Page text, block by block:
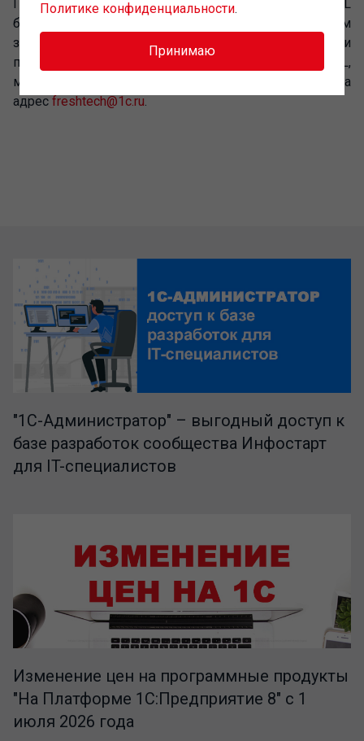
Планируется, что в дальнейшем библиотека 1C:CTL
будет развиваться по приоритетным запросам
зарубежных пользователей. Пользователи и
партнеры, которые используют библиотеку 1C:CTL,
могут присылать предложения на
адрес freshtech@1c.ru.
"1C-Администратор" – выгодный доступ к
базе разработок сообщества Инфостарт
для IT-специалистов
Изменение цен на программные продукты
"На Платформе 1С:Предприятие 8" с 1
июля 2026 года
Политике конфиденциальности.
Принимаю